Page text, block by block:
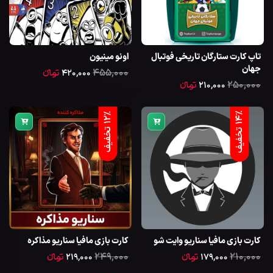
تاپ کارت ستارگان تاریخی فوتبال
جهان
۲۵۰,۰۰۰۲۱۰,۰۰۰ تومانءء
اونو مینیون
۴۵۵,۰۰۰۴۲۰,۰۰۰ تومانءء
1
4
%
ت
خ
ف
ی
ف
کارت بازی مافیا سناریو وایت شو
۲۱۰,۰۰۰۱۷۹,۰۰۰ تومانءء
1
2
%
ت
خ
ف
ی
ف
کارت بازی مافیا سناریو مذاکره
۲۴۹,۰۰۰۲۱۹,۰۰۰ تومانءء